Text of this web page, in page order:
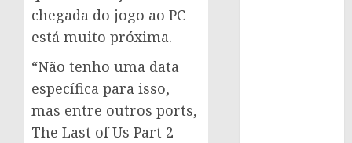
chegada do jogo ao PC
está muito próxima.
“Não tenho uma data
específica para isso,
mas entre outros ports,
The Last of Us Part 2